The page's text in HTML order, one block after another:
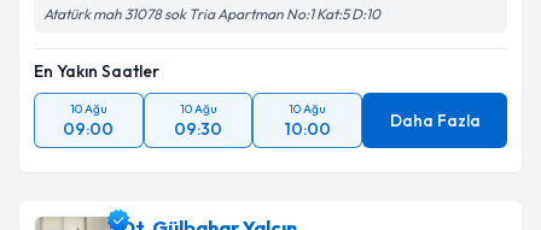
Atatürk mah 31078 sok Tria Apartman No:1 Kat:5 D:10
En Yakın Saatler
10 Ağu
09:00
10 Ağu
09:30
10 Ağu
10:00 Daha Fazla